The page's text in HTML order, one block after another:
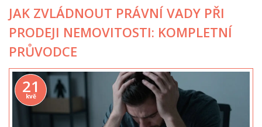
JAK ZVLÁDNOUT PRÁVNÍ VADY PŘI
PRODEJI NEMOVITOSTI: KOMPLETNÍ
PRŮVODCE
21
kvě